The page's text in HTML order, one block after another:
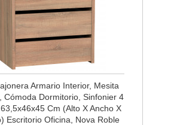
Armario Interior, Mesita
Cómoda Dormitorio, Sinfonier 4
Cm (Alto X Ancho X
Escritorio Oficina, Nova Roble